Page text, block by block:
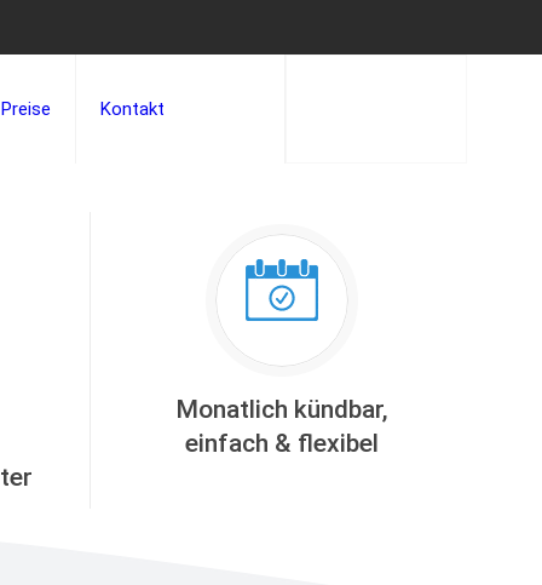
Preise Kontakt
Monatlich kündbar,
einfach & flexibel